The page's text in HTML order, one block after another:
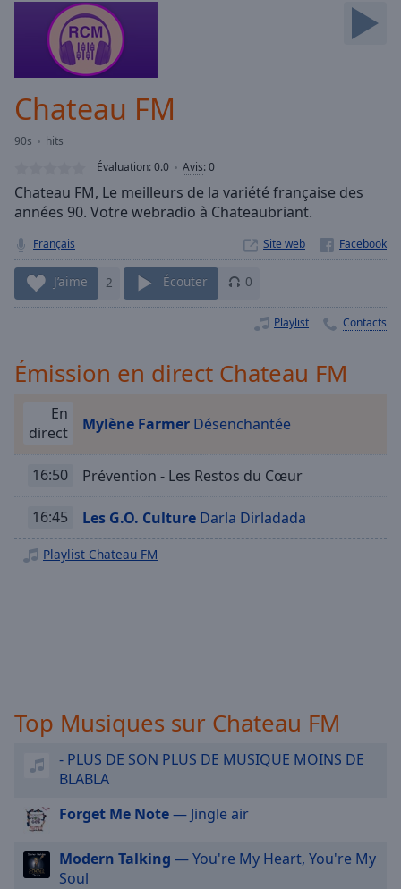
Forward
Loaded:
Stream
TypeLIVE
live,
currently
behind
LIVE
Remaining
Chapters
Descriptions
descriptions
subtitles
settings
dialog
subtitles
selected
Audio
Track
Chateau FM
90s
hits
Évaluation:0.0 Avis:0
Chateau FM, Le meilleurs de la variété française des
années 90. Votre webradio à Chateaubriant.
Français Site web
J’aime 2 Écouter 0
Playlist Contacts
Émission en direct Chateau FM
En
direct
Mylène Farmer Désenchantée
16:50 Prévention - Les Restos du Cœur
16:45 Les G.O. Culture Darla Dirladada
Playlist Chateau FM
Top Musiques sur Chateau FM
- PLUS DE SON PLUS DE MUSIQUE MOINS DE
BLABLA
Forget Me Note— Jingle air
Modern Talking — You're My Heart, You're My
Soul